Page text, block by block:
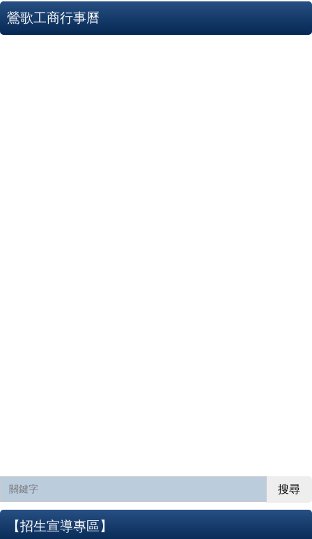
鶯歌工商行事曆
搜尋
【招生宣導專區】